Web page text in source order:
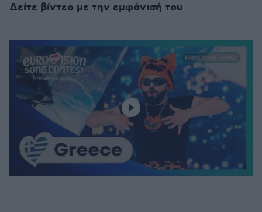
Δείτε βίντεο με την εμφάνισή του